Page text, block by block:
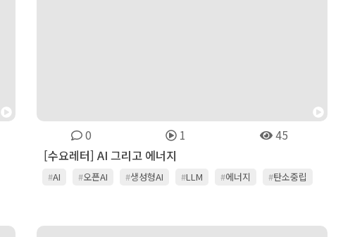
0 1
45
[수요레터] AI 그리고 에너지
#AI #오픈AI #생성형AI #LLM #에너지 #탄소중립